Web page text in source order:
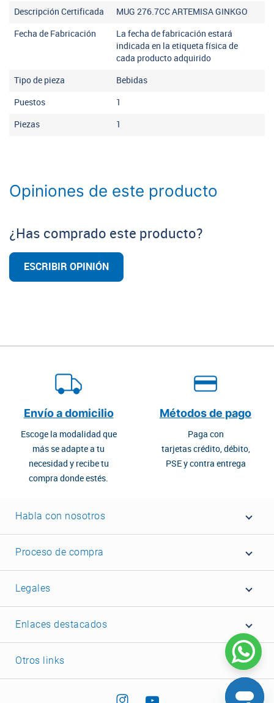
Descripción Certificada MUG 276.7CC ARTEMISA GINKGO
Fecha de Fabricación
La fecha de fabricación estará
indicada en la etiqueta física de
cada producto adquirido
Tipo de pieza Bebidas
Puestos 1
Piezas 1
Opiniones de este producto
¿Has comprado este producto?
ESCRIBIR OPINIÓN
Envío a domicilio
Escoge la modalidad que
más se adapte a tu
necesidad y recibe tu
compra donde estés.
Métodos de pago
Paga con
tarjetas crédito, débito,
PSE y contra entrega
Habla con nosotros
Proceso de compra
Legales
Enlaces destacados
Otros links